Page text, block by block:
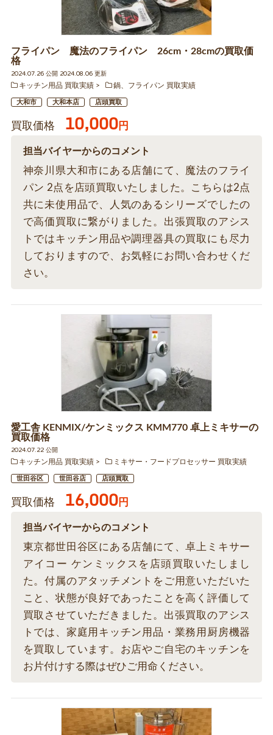
フライパン 魔法のフライパン 26cm・28cmの買取価
格
2024.07.26 公開 2024.08.06 更新
キッチン用品 買取実績
鍋、フライパン 買取実績
大和市 大和本店 店頭買取
買取価格 10,000円
担当バイヤーからのコメント
神奈川県大和市にある店舗にて、魔法のフライ
パン 2点を店頭買取いたしました。こちらは2点
共に未使用品で、人気のあるシリーズでしたの
で高価買取に繋がりました。出張買取のアシス
トではキッチン用品や調理器具の買取にも尽力
しておりますので、お気軽にお問い合わせくだ
さい。
愛工舎 KENMIX/ケンミックス KMM770 卓上ミキサーの
買取価格
2024.07.22 公開
キッチン用品 買取実績
ミキサー・フードプロセッサー 買取実績
世田谷区 世田谷店 店頭買取
買取価格 16,000円
担当バイヤーからのコメント
東京都世田谷区にある店舗にて、卓上ミキサー
アイコー ケンミックスを店頭買取いたしまし
た。付属のアタッチメントをご用意いただいた
こと、状態が良好であったことを高く評価して
買取させていただきました。出張買取のアシス
トでは、家庭用キッチン用品・業務用厨房機器
を買取しています。お店やご自宅のキッチンを
お片付けする際はぜひご用命ください。